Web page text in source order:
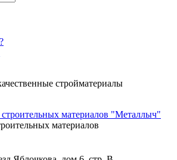
стройматериалы
материалов